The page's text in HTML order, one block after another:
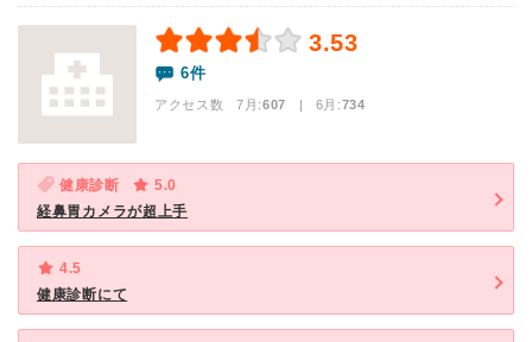
3.53
6件
アクセス数 7月:607 | 6月:734
健康診断
5.0
経鼻胃カメラが超上手
4.5
健康診断にて